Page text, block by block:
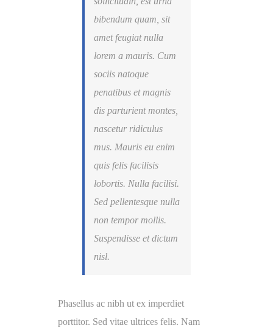
bibendum quam, sit
amet feugiat nulla
lorem a mauris. Cum
sociis natoque
penatibus et magnis
dis parturient montes,
nascetur ridiculus
mus. Mauris eu enim
quis felis facilisis
lobortis. Nulla facilisi.
Sed pellentesque nulla
non tempor mollis.
Suspendisse et dictum
nisl.
Phasellus ac nibh ut ex imperdiet
porttitor. Sed vitae ultrices felis. Nam